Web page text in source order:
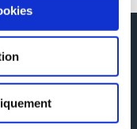
une grande roue qui tourne
sont perdus quelques